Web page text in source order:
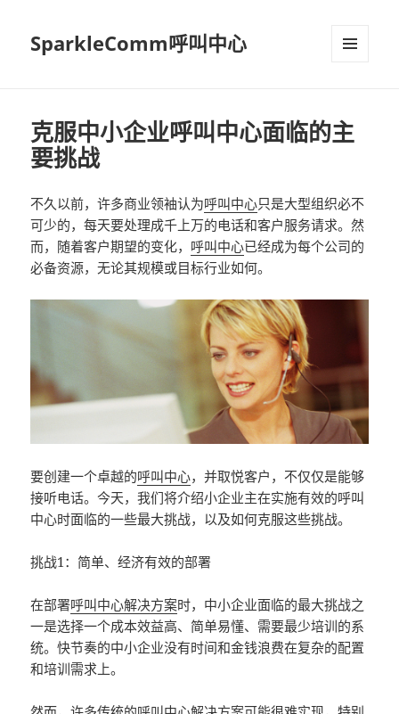
SparkleComm呼叫中心
克服中小企业呼叫中心面临的主
要挑战
不久以前，许多商业领袖认为呼叫中心只是大型组织必不
可少的，每天要处理成千上万的电话和客户服务请求。然
而，随着客户期望的变化， 呼叫中心已经成为每个公司的
必备资源，无论其规模或目标行业如何。
要创建一个卓越的呼叫中心，并取悦客户，不仅仅是能够
接听电话。今天，我们将介绍小企业主在实施有效的呼叫
中心时面临的一些最大挑战，以及如何克服这些挑战。
挑战1：简单、经济有效的部署
在部署呼叫中心解决方案时，中小企业面临的最大挑战之
一是选择一个成本效益高、简单易懂、需要最少培训的系
统。快节奏的中小企业没有时间和金钱浪费在复杂的配置
和培训需求上。